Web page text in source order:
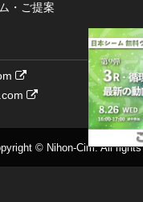
・ご提案
© Nihon-Cim. All